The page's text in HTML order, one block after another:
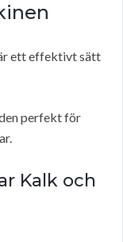
ett effektivt sätt
perfekt för
Kalk och